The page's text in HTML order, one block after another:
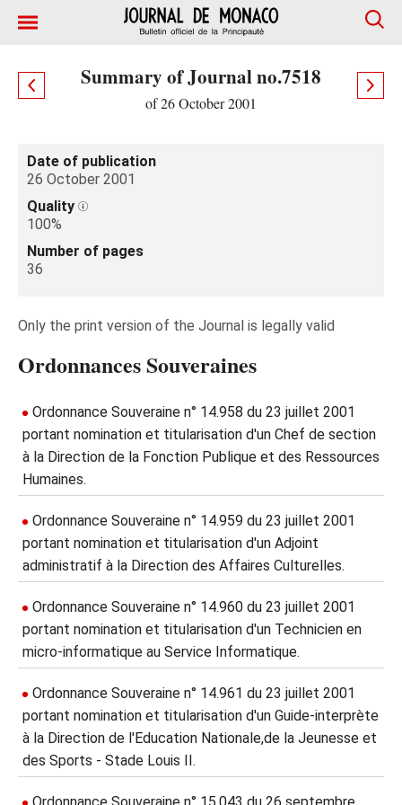
Summary of Journal no.7518
of 26 October 2001
Date of publication
26 October 2001
Quality
100%
Number of pages
36
Only the print version of the Journal is legally valid
Ordonnances Souveraines
Ordonnance Souveraine n° 14.958 du 23 juillet 2001
portant nomination et titularisation d'un Chef de section
à la Direction de la Fonction Publique et des Ressources
Humaines.
Ordonnance Souveraine n° 14.959 du 23 juillet 2001
portant nomination et titularisation d'un Adjoint
administratif à la Direction des Affaires Culturelles.
Ordonnance Souveraine n° 14.960 du 23 juillet 2001
portant nomination et titularisation d'un Technicien en
micro-informatique au Service Informatique.
Ordonnance Souveraine n° 14.961 du 23 juillet 2001
portant nomination et titularisation d'un Guide-interprète
à la Direction de l'Education Nationale,de la Jeunesse et
des Sports - Stade Louis II.